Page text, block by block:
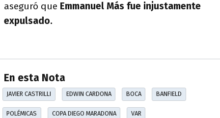
aseguró que Emmanuel Más fue injustamente
expulsado.
En esta Nota
JAVIER CASTRILLI EDWIN CARDONA BOCA BANFIELD
POLÉMICAS COPA DIEGO MARADONA VAR